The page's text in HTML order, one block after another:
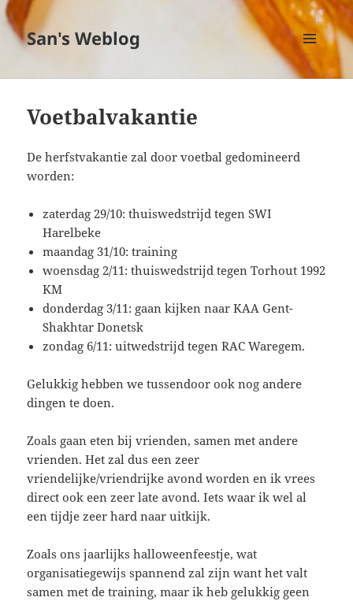
San's Weblog
MENU
EN
Voetbalvakantie
De herfstvakantie zal door voetbal gedomineerd
worden:
zaterdag 29/10: thuiswedstrijd tegen SWI
Harelbeke
maandag 31/10: training
woensdag 2/11: thuiswedstrijd tegen Torhout 1992
KM
donderdag 3/11: gaan kijken naar KAA Gent-
Shakhtar Donetsk
zondag 6/11: uitwedstrijd tegen RAC Waregem.
Gelukkig hebben we tussendoor ook nog andere
dingen te doen.
Zoals gaan eten bij vrienden, samen met andere
vrienden. Het zal dus een zeer
vriendelijke/vriendrijke avond worden en ik vrees
direct ook een zeer late avond. Iets waar ik wel al
een tijdje zeer hard naar uitkijk.
Zoals ons jaarlijks halloweenfeestje, wat
organisatiegewijs spannend zal zijn want het valt
samen met de training, maar ik heb gelukkig geen